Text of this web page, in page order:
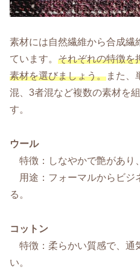
素材には自然繊維から合成繊
ています。 それぞれの特徴を
素材を選びましょう。また、
混、3者混など複数の素材を
す。
ウール
特徴：しなやかで艶があり
用途：フォーマルからビジ
る。
コットン
特徴：柔らかい質感で、通
い。